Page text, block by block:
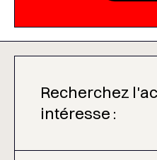
Recherchez
intéresse :